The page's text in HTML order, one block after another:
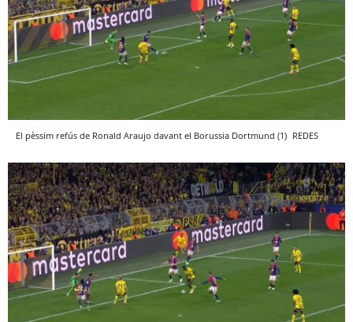
El pèssim refús de Ronald Araujo davant el Borussia Dortmund (1) REDES